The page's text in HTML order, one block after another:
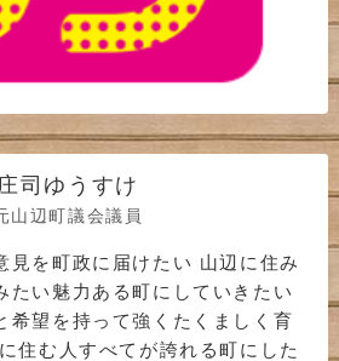
司ゆうすけ
山辺町議会議員
見を町政に届けたい 山辺に住み
たい魅力ある町にしていきたい
希望を持って強くたくましく育
住む人すべてが誇れる町にした